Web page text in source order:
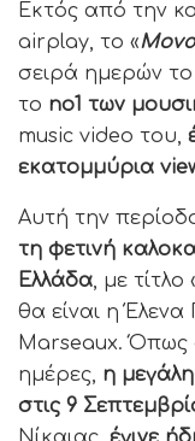
Εκτός από την
airplay, το «
σειρά ημερών το
το no1 των
music video του,
εκατομμύρια
Αυτή την
τη φετινή
Ελλάδα, με τίτλο
θα είναι η
Marseaux. Όπως
ημέρες, η
στις 9